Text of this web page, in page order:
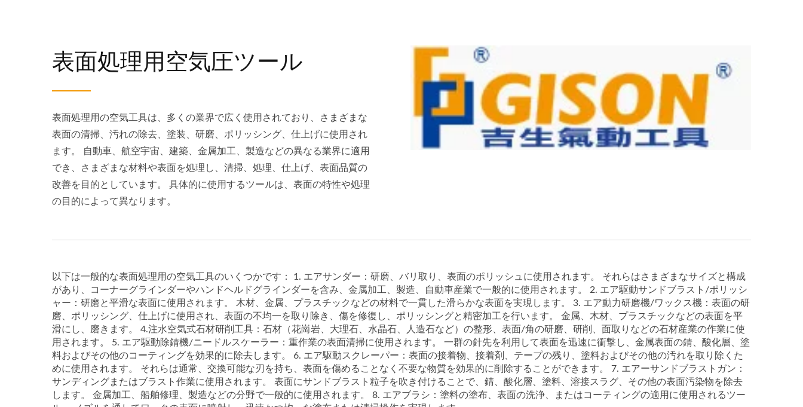
表面処理用空気圧ツール
表面処理用の空気工具は、多くの業界で広く使用されており、さまざまな
表面の清掃、汚れの除去、塗装、研磨、ポリッシング、仕上げに使用され
ます。 自動車、航空宇宙、建築、金属加工、製造などの異なる業界に適用
でき、さまざまな材料や表面を処理し、清掃、処理、仕上げ、表面品質の
改善を目的としています。 具体的に使用するツールは、表面の特性や処理
の目的によって異なります。
以下は一般的な表面処理用の空気工具のいくつかです： 1. エアサンダー：研磨、バリ取り、表面のポリッシュに使用されます。 それらはさまざまなサイズと構成
があり、コーナーグラインダーやハンドヘルドグラインダーを含み、金属加工、製造、自動車産業で一般的に使用されます。 2. エア駆動サンドブラスト/ポリッシ
ャー：研磨と平滑な表面に使用されます。 木材、金属、プラスチックなどの材料で一貫した滑らかな表面を実現します。 3. エア動力研磨機/ワックス機：表面の研
磨、ポリッシング、仕上げに使用され、表面の不均一を取り除き、傷を修復し、ポリッシングと精密加工を行います。 金属、木材、プラスチックなどの表面を平
滑にし、磨きます。 4.注水空気式石材研削工具：石材（花崗岩、大理石、水晶石、人造石など）の整形、表面/角の研磨、研削、面取りなどの石材産業の作業に使
用されます。 5. エア駆動除錆機/ニードルスケーラー：重作業の表面清掃に使用されます。 一群の針先を利用して表面を迅速に衝撃し、金属表面の錆、酸化層、塗
料およびその他のコーティングを効果的に除去します。 6. エア駆動スクレーパー：表面の接着物、接着剤、テープの残り、塗料およびその他の汚れを取り除くた
めに使用されます。 それらは通常、交換可能な刃を持ち、表面を傷めることなく不要な物質を効果的に削除することができます。 7. エアーサンドブラストガン：
サンディングまたはブラスト作業に使用されます。 表面にサンドブラスト粒子を吹き付けることで、錆、酸化層、塗料、溶接スラグ、その他の表面汚染物を除去
します。 金属加工、船舶修理、製造などの分野で一般的に使用されます。 8. エアブラシ：塗料の塗布、表面の洗浄、またはコーティングの適用に使用されるツー